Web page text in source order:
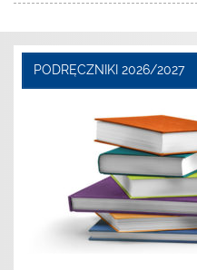
PODRĘCZNIKI 2026/2027